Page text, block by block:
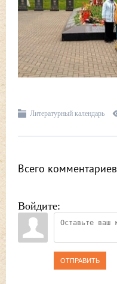
Литературный календарь
Всего комментариев
Войдите:
ОТПРАВИТЬ